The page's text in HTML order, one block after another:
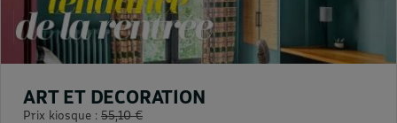
ART ET DECORATION
Prix kiosque : 55,10 €